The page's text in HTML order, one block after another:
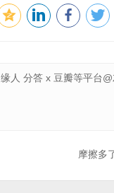
人 分答 x 豆瓣等平台
摩擦多